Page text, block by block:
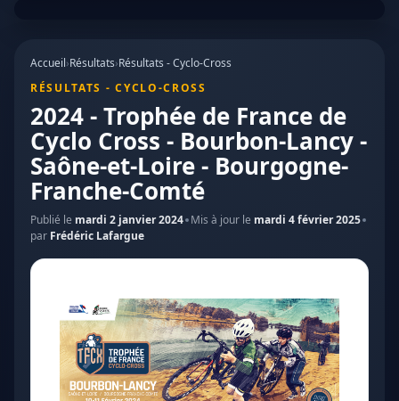
Accueil›Résultats›Résultats - Cyclo-Cross
RÉSULTATS - CYCLO-CROSS
2024 - Trophée de France de
Cyclo Cross - Bourbon-Lancy -
Saône-et-Loire - Bourgogne-
Franche-Comté
Publié le mardi 2 janvier 2024 Mis à jour le mardi 4 février 2025
par Frédéric Lafargue